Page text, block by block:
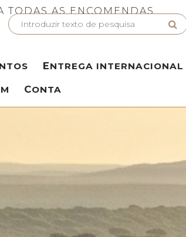
TODAS AS ENCOMENDAS
ENTREGA INTERNACIONAL
CONTA